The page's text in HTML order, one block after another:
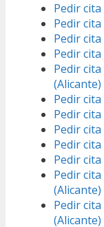
Pedir
Pedir
Pedir
Pedir
Pedir
(Alicante)
Pedir
Pedir
Pedir
Pedir
Pedir
Pedir
(Alicante)
Pedir
(Alicante)